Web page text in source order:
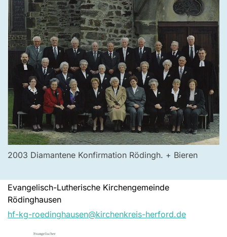
2003 Diamantene Konfirmation Rödingh. + Bieren
Evangelisch-Lutherische Kirchengemeinde
Rödinghausen
hf-kg-roedinghausen@kirchenkreis-herford.de